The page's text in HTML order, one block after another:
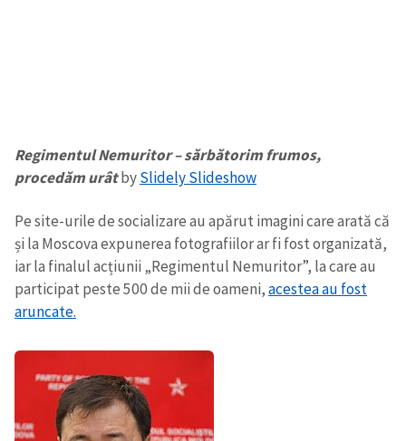
Regimentul Nemuritor – sărbătorim frumos,
procedăm urâtbySlidely Slideshow
Pe site-urile de socializare au apărut imagini care arată că
și la Moscova expunerea fotografiilor ar fi fost organizată,
iar la finalul acțiunii „Regimentul Nemuritor”, la care au
participat peste 500 de mii de oameni,acestea au fost
aruncate.